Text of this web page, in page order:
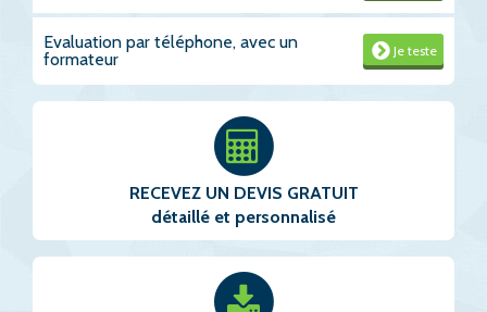
Je teste
Evaluation par téléphone, avec un
formateur
RECEVEZ UN DEVIS GRATUIT
détaillé et personnalisé